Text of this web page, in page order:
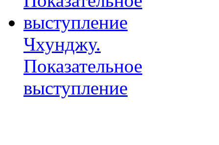
Чхунджу.
Показательное
выступление